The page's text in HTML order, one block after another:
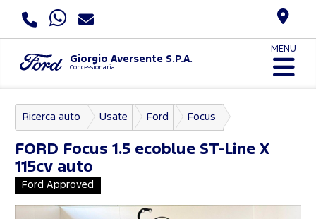
Giorgio Aversente S.P.A.
Concessionaria
MENU
Ricerca auto Usate Ford Focus
FORD Focus 1.5 ecoblue ST-Line X
115cv auto
Ford Approved